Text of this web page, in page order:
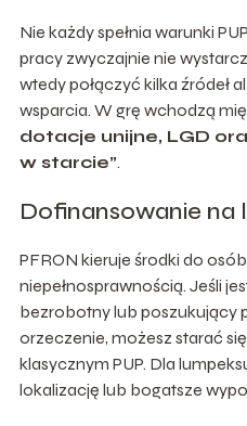
Nie każdy spełnia warunki
pracy zwyczajnie nie
wtedy połączyć kilka źródeł
wsparcia. W grę wchodzą
dotacje unijne, LGD
w starcie”.
Dofinansowanie na
PFRON kieruje środki do
niepełnosprawnością. Jeśli
bezrobotny lub poszukujący
orzeczenie, możesz starać
klasycznym PUP. Dla
lokalizację lub bogatsze